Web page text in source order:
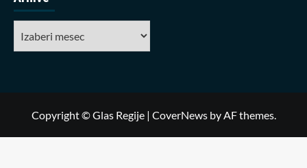
Copyright © Glas Regije | CoverNewsby AF themes.